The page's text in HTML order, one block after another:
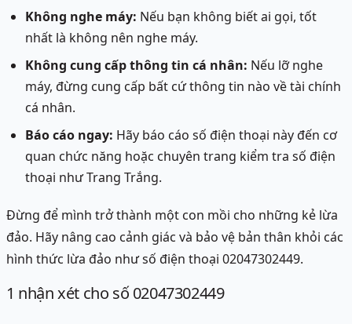
Không nghe máy: Nếu bạn không biết ai gọi, tốt
nhất là không nên nghe máy.
Không cung cấp thông tin cá nhân: Nếu lỡ nghe
máy, đừng cung cấp bất cứ thông tin nào về tài chính
cá nhân.
Báo cáo ngay: Hãy báo cáo số điện thoại này đến cơ
quan chức năng hoặc chuyên trang kiểm tra số điện
thoại như Trang Trắng.
Đừng để mình trở thành một con mồi cho những kẻ lừa
đảo. Hãy nâng cao cảnh giác và bảo vệ bản thân khỏi các
hình thức lừa đảo như số điện thoại 02047302449.
1 nhận xét cho số 02047302449